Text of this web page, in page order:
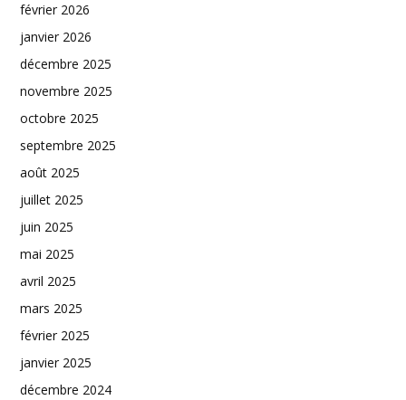
février 2026
janvier 2026
décembre 2025
novembre 2025
octobre 2025
septembre 2025
août 2025
juillet 2025
juin 2025
mai 2025
avril 2025
mars 2025
février 2025
janvier 2025
décembre 2024